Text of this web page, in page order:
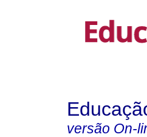
versão On-